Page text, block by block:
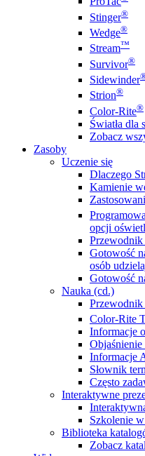
Stinger®
Wedge®
Stream™
Survivor®
Sidewinder
Strion®
Color-Rite®
Światła dla
Zobacz
Zasoby
Uczenie się
Dlaczego
Kamienie
opcji
Gotowość
osób
Gotowość
Nauka (cd.)
Color-Rite
Informacje
Objaśnienie
Informacje
Słownik
Często
Interaktywne
Szkolenie
Biblioteka
Zobacz